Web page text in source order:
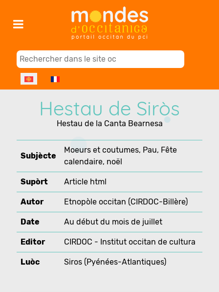
Select your language
Hestau de Siròs
Hestau de la Canta Bearnesa
Subjècte
Moeurs et coutumes, Pau, Fête
calendaire, noël
Supòrt Article html
Autor Etnopòle occitan (CIRDOC-Billère)
Date Au début du mois de juillet
Editor CIRDOC - Institut occitan de cultura
Luòc Siros (Pyénées-Atlantiques)